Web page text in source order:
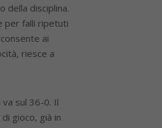
della disciplina.
per falli ripetuti
ai
riesce a
sul 36-0. Il
gioco, già in